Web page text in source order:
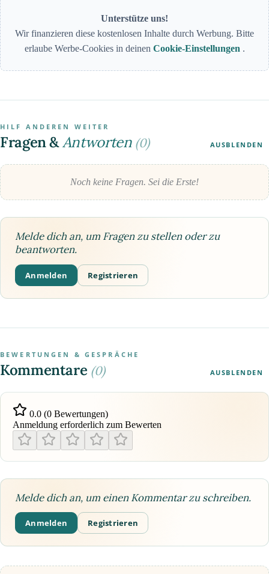
Unterstütze uns!
Wir finanzieren diese kostenlosen Inhalte durch Werbung. Bitte
erlaube Werbe-Cookies in deinen Cookie-Einstellungen .
HILF ANDEREN WEITER
Fragen &Antworten (0) AUSBLENDEN
Noch keine Fragen. Sei die Erste!
Melde dich an, um Fragen zu stellen oder zu
beantworten.
Anmelden Registrieren
BEWERTUNGEN & GESPRÄCHE
Kommentare (0) AUSBLENDEN
0.0 (0 Bewertungen)
Anmeldung erforderlich zum Bewerten
Melde dich an, um einen Kommentar zu schreiben.
Anmelden Registrieren